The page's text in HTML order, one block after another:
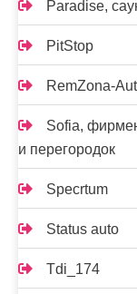
Paradise,
PitStop
RemZona-
Sofia,
и перегородок
Specrtum
Status auto
Tdi_174